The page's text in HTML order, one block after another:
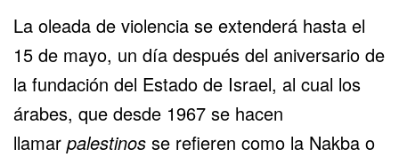
La oleada de violencia se extenderá hasta el
15 de mayo, un día después del aniversario de
la fundación del Estado de Israel, al cual los
árabes, que desde 1967 se hacen
llamar palestinos se refieren como la Nakba o